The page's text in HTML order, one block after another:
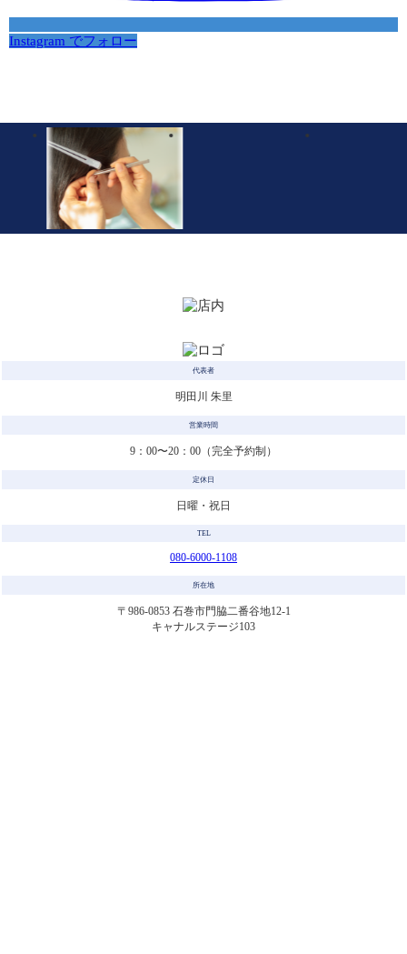
Instagram でフォロー
代表者
明田川 朱里
営業時間
9：00〜20：00（完全予約制）
定休日
日曜・祝日
TEL
080-6000-1108
所在地
〒986-0853 石巻市門脇二番谷地12-1
キャナルステージ103